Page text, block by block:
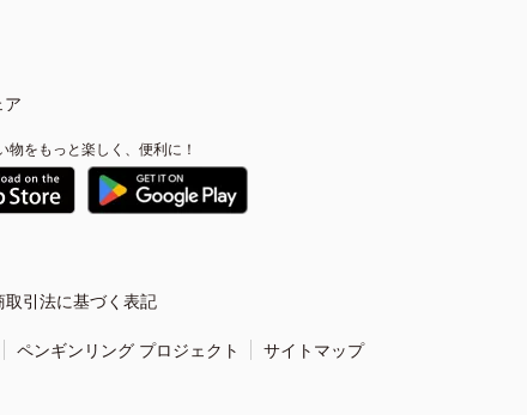
ア
物をもっと楽しく、便利に！
取引法に基づく表記
ペンギンリング プロジェクト サイトマップ